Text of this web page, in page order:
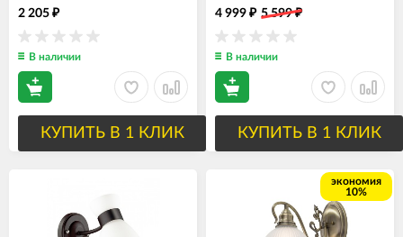
2 205 ₽
В наличии
КУПИТЬ В 1 КЛИК
4 999 ₽ 5 599₽
В наличии
КУПИТЬ В 1 КЛИК
экономия
10%